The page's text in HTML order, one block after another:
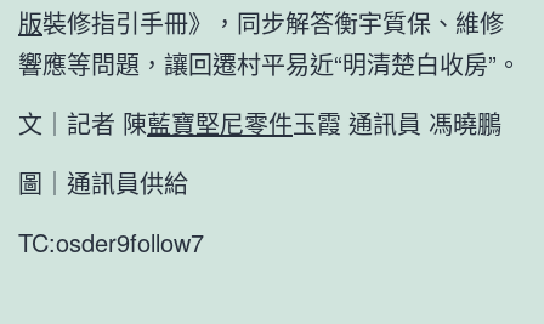
版裝修指引手冊》，同步解答衡宇質保、維修
響應等問題，讓回遷村平易近“明清楚白收房”。
文｜記者 陳藍寶堅尼零件玉霞 通訊員 馮曉鵬
圖｜通訊員供給
TC:osder9follow7